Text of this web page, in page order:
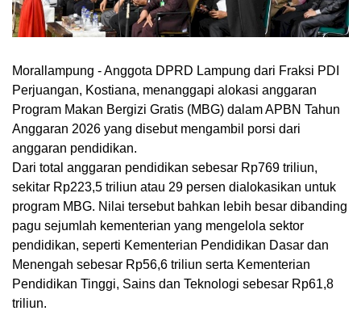
Morallampung - Anggota DPRD Lampung dari Fraksi PDI
Perjuangan, Kostiana, menanggapi alokasi anggaran
Program Makan Bergizi Gratis (MBG) dalam APBN Tahun
Anggaran 2026 yang disebut mengambil porsi dari
anggaran pendidikan.
Dari total anggaran pendidikan sebesar Rp769 triliun,
sekitar Rp223,5 triliun atau 29 persen dialokasikan untuk
program MBG. Nilai tersebut bahkan lebih besar dibanding
pagu sejumlah kementerian yang mengelola sektor
pendidikan, seperti Kementerian Pendidikan Dasar dan
Menengah sebesar Rp56,6 triliun serta Kementerian
Pendidikan Tinggi, Sains dan Teknologi sebesar Rp61,8
triliun.